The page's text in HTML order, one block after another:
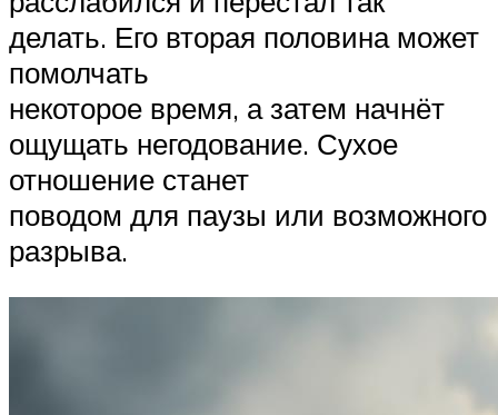
делать. Его вторая половина может
помолчать
некоторое время, а затем начнёт
ощущать негодование. Сухое
отношение станет
поводом для паузы или возможного
разрыва.